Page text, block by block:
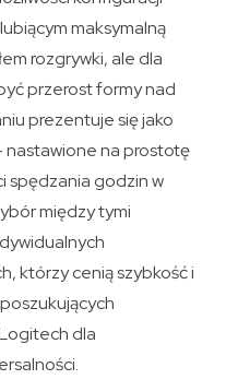
maksymalną
rozgrywki, ale dla
przerost formy nad
prezentuje się jako
nastawione na prostotę
spędzania godzin w
między tymi
którzy cenią szybkość i
dla